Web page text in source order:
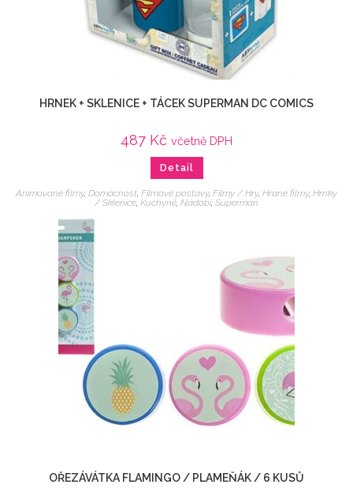
HRNEK + SKLENICE + TÁCEK SUPERMAN DC COMICS
487 Kč včetně DPH
Detail
Animované filmy, Domácnost, Filmové postavy, Filmy / Hry, Hrané filmy, Hrnky
/ Sklenice, Kuchyně, Nádobí, Superman
OŘEZÁVÁTKA FLAMINGO / PLAMEŇÁK / 6 KUSŮ